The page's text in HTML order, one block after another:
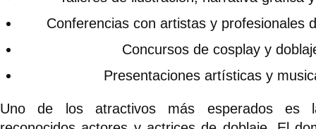
Conferencias con artistas y profesionales
Concursos de cosplay y
Presentaciones artísticas y
Uno de los atractivos más esperados es